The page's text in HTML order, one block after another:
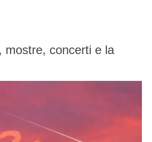
mostre, concerti e la